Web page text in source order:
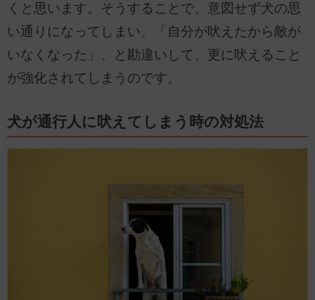
くと思います。そうすることで、意図せず犬の思
い通りになってしまい、「自分が吠えたから敵が
いなくなった」、と勘違いして、更に吠えること
が強化されてしまうのです。
犬が通行人に吠えてしまう時の対処法